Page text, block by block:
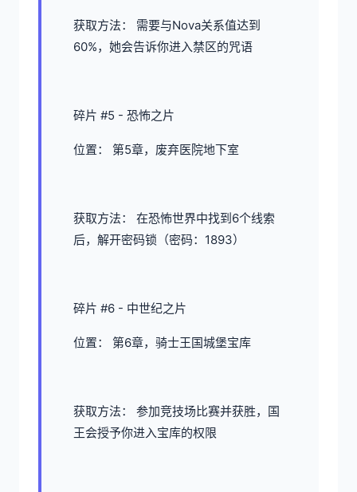
获取方法： 需要与Nova关系值达到
60%，她会告诉你进入禁区的咒语
碎片 #5 - 恐怖之片
位置： 第5章，废弃医院地下室
获取方法： 在恐怖世界中找到6个线索
后，解开密码锁（密码：1893）
碎片 #6 - 中世纪之片
位置： 第6章，骑士王国城堡宝库
获取方法： 参加竞技场比赛并获胜，国
王会授予你进入宝库的权限